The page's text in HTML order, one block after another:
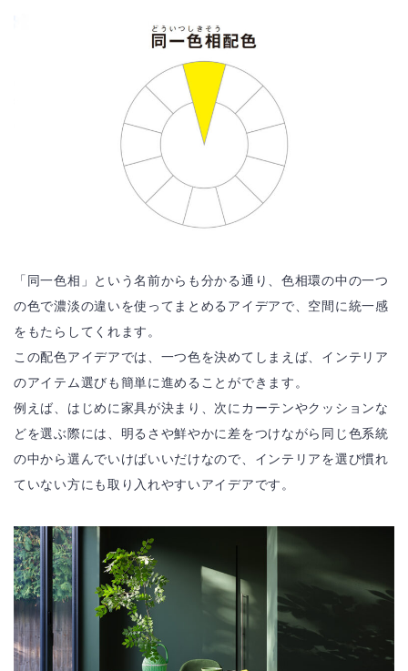
「同一色相」という名前からも分かる通り、色相環の中の一つ
の色で濃淡の違いを使ってまとめるアイデアで、空間に統一感
をもたらしてくれます。
この配色アイデアでは、一つ色を決めてしまえば、インテリア
のアイテム選びも簡単に進めることができます。
例えば、はじめに家具が決まり、次にカーテンやクッションな
どを選ぶ際には、明るさや鮮やかに差をつけながら同じ色系統
の中から選んでいけばいいだけなので、インテリアを選び慣れ
ていない方にも取り入れやすいアイデアです。